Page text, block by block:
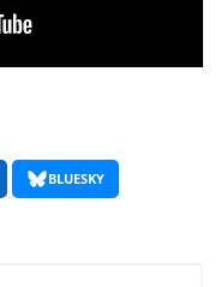
BLUESKY